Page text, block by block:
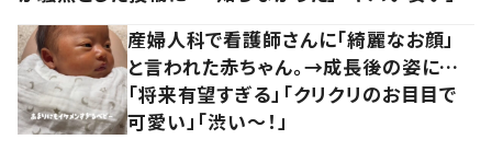
産婦人科で看護師さんに「綺麗なお顔」
と言われた赤ちゃん。→成長後の姿に…
「将来有望すぎる」「クリクリのお目目で
可愛い」「渋い～！」